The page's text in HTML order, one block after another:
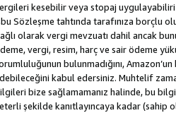
kesebilir veya stopaj
Sözleşme tahtında tarafınıza borçlu
olarak vergi mevzuatı dahil ancak
vergi, resim, harç ve sair ödeme
bulunmadığını,
kabul edersiniz. Muhtelif
bize sağlamamanız halinde, bu
şekilde kanıtlayıncaya kadar